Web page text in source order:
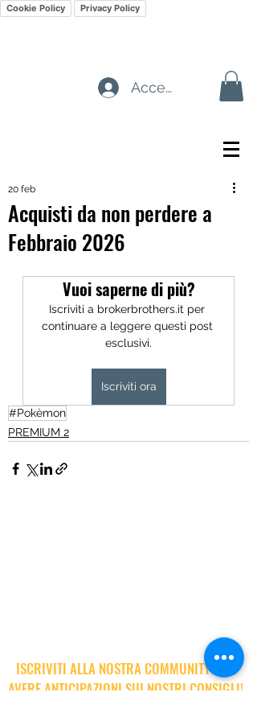
Cookie Policy Privacy Policy
Accedi
Acquisti da non perdere a
Febbraio 2026
20 feb
Vuoi saperne di più?
Iscriviti a brokerbrothers.it per
continuare a leggere questi post
esclusivi.
Iscriviti ora
#Pokèmon
PREMIUM 2
ISCRIVITI ALLA NOSTRA COMMUNITY PER
AVERE ANTICIPAZIONI SUI NOSTRI CONSIGLI!